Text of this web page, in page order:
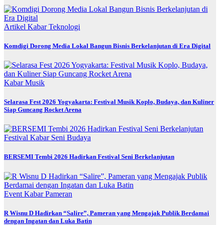
Artikel KabarTeknologi
Komdigi Dorong Media Lokal Bangun Bisnis Berkelanjutan di Era Digital
KabarMusik
Selarasa Fest 2026 Yogyakarta: Festival Musik Koplo, Budaya, dan Kuliner
Siap Guncang Rocket Arena
Festival Kabar Seni Budaya
BERSEMI Tembi 2026 Hadirkan Festival Seni Berkelanjutan
Event KabarPameran
R Wisnu D Hadirkan “Salire”, Pameran yang Mengajak Publik Berdamai
dengan Ingatan dan Luka Batin